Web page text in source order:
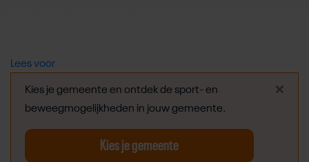
Lees voor
×
Kies je gemeente en ontdek de sport- en
beweegmogelijkheden in jouw gemeente.
Kies je gemeente